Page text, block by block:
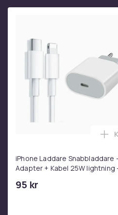
5. Håll dig i form
8. Var tacksam
9. Lev i nuet
Titel: Ikigai : den japanska
Storlek
110 x 180 x 12 mm
iPhone Laddare Snabbladdare -
Adapter + Kabel 25W lightning
95 kr